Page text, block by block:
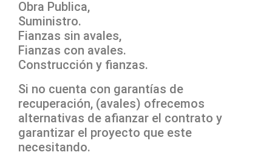
Obra Publica,
Suministro.
Fianzas sin avales,
Fianzas con avales.
Construcción y fianzas.
Si no cuenta con garantías de
recuperación, (avales) ofrecemos
alternativas de afianzar el contrato y
garantizar el proyecto que este
necesitando.